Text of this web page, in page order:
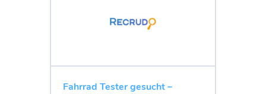
Fahrrad Tester gesucht –